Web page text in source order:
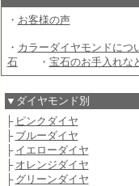
・ お客様の声
・ カラーダイヤモンドにつ
石・ 宝石のお手入れな
▼ダイヤモンド別
├ ピンクダイヤ
├ ブルーダイヤ
├ イエローダイヤ
├ オレンジダイヤ
├ グリーンダイヤ